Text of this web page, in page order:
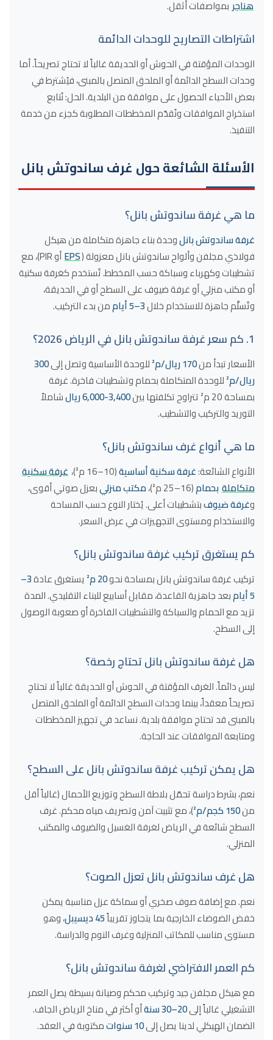
هناجر بمواصفات أثقل.
اشتراطات التصاريح للوحدات الدائمة
الوحدات المؤقتة في الحوش أو الحديقة غالباً لا تحتاج تصريحاً. أما
وحدات السطح الدائمة أو الملحق المتصل بالمبنى، فيُشترط في
بعض الأحياء الحصول على موافقة من البلدية. الحل: نُتابع
استخراج الموافقات ونُقدّم المخططات المطلوبة كجزء من خدمة
التنفيذ.
الأسئلة الشائعة حول غرف ساندوتش بانل
ما هي غرفة ساندوتش بانل؟
غرفة ساندوتش بانلوحدة بناء جاهزة متكاملة من هيكل
فولاذي مجلفن وألواح ساندوتش بانل معزولة (EPS
أو PIR)، مع
تشطيبات وكهرباء وسباكة حسب المخطط. تُستخدم كغرفة سكنية
أو مكتب منزلي أو غرفة ضيوف على السطح أو في الحديقة،
وتُسلَّم جاهزة للاستخدام خلال3–5 أيام من بدء التركيب.
1. كم سعر غرفة ساندوتش بانل في الرياض 2026؟
الأسعار تبدأ من170 ريال/م² للوحدة الأساسية وتصل إلى300
ريال/م² للوحدة المتكاملة بحمام وتشطيبات فاخرة. غرفة
بمساحة 20 م² تتراوح تكلفتها بين
3,400-6,000 ريال
شاملاً
التوريد والتركيب والتشطيب.
ما هي أنواع غرف ساندوتش بانل؟
الأنواع الشائعة:غرفة سكنية أساسية(10–16 م²)،
غرفة سكنية
متكاملةبحمام(16–25 م²)، مكتب منزليبعزل صوتي أقوى،
وغرفة ضيوفبتشطيبات أعلى. يُختار النوع حسب المساحة
والاستخدام ومستوى التجهيزات في عرض السعر.
كم يستغرق تركيب غرفة ساندوتش بانل؟
تركيب غرفة ساندوتش بانل بمساحة نحو20 م² يستغرق عادة 3–
5 أيام
بعد جاهزية القاعدة، مقابل أسابيع للبناء التقليدي. المدة
تزيد مع الحمام والسباكة والتشطيبات الفاخرة أو صعوبة الوصول
إلى السطح.
هل غرفة ساندوتش بانل تحتاج رخصة؟
ليس دائماً. الغرف المؤقتة في الحوش أو الحديقة غالباً لا تحتاج
تصريحاً معقداً، بينما وحدات السطح الدائمة أو الملحق المتصل
بالمبنى قد تحتاج موافقة بلدية. نساعد في تجهيز المخططات
ومتابعة الموافقات عند الحاجة.
هل يمكن تركيب غرفة ساندوتش بانل على السطح؟
نعم، بشرط دراسة تحمّل بلاطة السطح وتوزيع الأحمال (غالباً أقل
من150 كجم/م²
)، مع تثبيت آمن وتصريف مياه محكم. غرف
السطح شائعة في الرياض لغرفة الغسيل والضيوف والمكتب
المنزلي.
هل غرف ساندوتش بانل تعزل الصوت؟
نعم. مع إضافة صوف صخري أو سماكة عزل مناسبة يمكن
خفض الضوضاء الخارجية بما يتجاوز تقريباً45 ديسيبل
، وهو
مستوى مناسب للمكاتب المنزلية وغرف النوم والدراسة.
كم العمر الافتراضي لغرفة ساندوتش بانل؟
مع هيكل مجلفن جيد وتركيب محكم وصيانة بسيطة يصل العمر
التشغيلي غالباً إلى20–30 سنة
أو أكثر في مناخ الرياض الجاف.
الضمان الهيكلي لدينا يصل إلى10 سنوات مكتوبة في العقد.